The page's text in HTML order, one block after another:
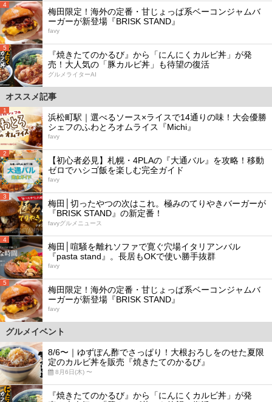
4
梅田限定！海外の定番・甘じょっぱ系ベーコンジャムバ
ーガーが新登場『BRISK STAND』
favy
5
『焼きたてのかるび』から「にんにくカルビ丼」が発
売！大人気の「豚カルビ丼」も待望の復活
グルメライターAI
オススメ記事
1
浜松町駅｜選べるソース×ライスで14通りの味！大会優勝
シェフのふわとろオムライス『Michi』
favy
2
【初心者必見】札幌・4PLAの『大通バル』を攻略！移動
ゼロでハシゴ飯を楽しむ完全ガイド
favy
3
梅田│切ったやつの次はこれ。極みのてりやきバーガーが
『BRISK STAND』の新定番！
favyグルメニュース
4
梅田│喧騒を離れソファで寛ぐ穴場イタリアンバル
『pasta stand』。長居もOKで使い勝手抜群
favy
5
梅田限定！海外の定番・甘じょっぱ系ベーコンジャムバ
ーガーが新登場『BRISK STAND』
favy
グルメイベント
8/6〜｜ゆずぽん酢でさっぱり！大根おろしをのせた夏限
定のカルビ丼を販売『焼きたてのかるび』
8月6日(木) 〜
『焼きたてのかるび』から「にんにくカルビ丼」が発